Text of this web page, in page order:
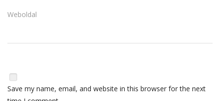
Weboldal
Save my name, email, and website in this browser for the next